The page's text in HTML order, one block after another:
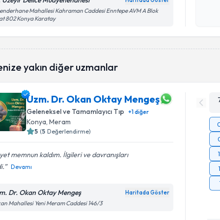
Mahallesi Kahraman Caddesi Enntepe AVM A Blok
802 Konya Karatay
yakın diğer uzmanlar
Uzm. Dr. Okan Oktay Mengeş
Geleneksel ve Tamamlayıcı Tıp +1diğer
Konya, Meram
5 (5 Değerlendirme)
memnun kaldım. İlgileri ve davranışları
Devamı
Dr. Okan Oktay Mengeş Haritada Göster
Mahallesi Yeni Meram Caddesi 146/3